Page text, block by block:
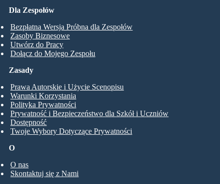
Dla Zespołów
Bezpłatna Wersja Próbna dla Zespołów
Zasoby Biznesowe
Utwórz do Pracy
Dołącz do Mojego Zespołu
O
O nas
Skontaktuj się z Nami
Zasady
Prawa Autorskie i Użycie Scenopisu
Warunki Korzystania
Polityka Prywatności
Prywatność i Bezpieczeństwo dla Szkół i Uczniów
Dostępność
Twoje Wybory Dotyczące Prywatności